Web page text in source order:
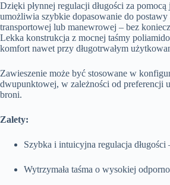
Dzięki płynnej regulacji długości za
umożliwia szybkie dopasowanie do postawy
transportowej lub manewrowej – bez
Lekka konstrukcja z mocnej taśmy
komfort nawet przy długotrwałym
Zawieszenie może być stosowane w
dwupunktowej, w zależności od preferencji
broni.
Zalety:
Szybka i intuicyjna regulacja długości
Wytrzymała taśma o wysokiej